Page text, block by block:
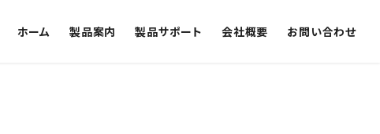
ホーム 製品案内 製品サポート 会社概要 お問い合わせ